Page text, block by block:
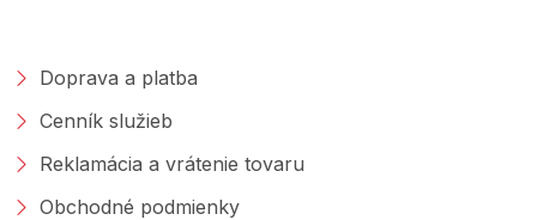
Doprava a platba
Cenník služieb
Reklamácia a vrátenie tovaru
Obchodné podmienky